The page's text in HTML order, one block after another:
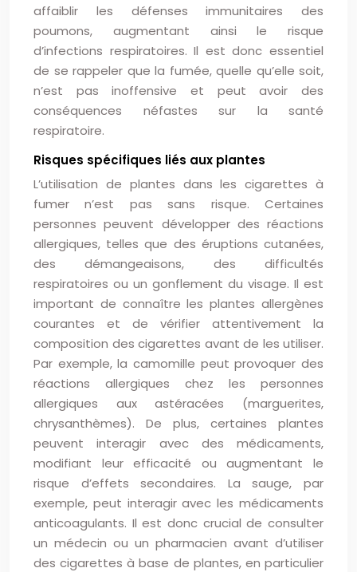
affaiblir les défenses immunitaires des
poumons, augmentant ainsi le risque
d’infections respiratoires. Il est donc essentiel
de se rappeler que la fumée, quelle qu’elle soit,
n’est pas inoffensive et peut avoir des
conséquences néfastes sur la santé
respiratoire.
Risques spécifiques liés aux plantes
L’utilisation de plantes dans les cigarettes à
fumer n’est pas sans risque. Certaines
personnes peuvent développer des réactions
allergiques, telles que des éruptions cutanées,
des démangeaisons, des difficultés
respiratoires ou un gonflement du visage. Il est
important de connaître les plantes allergènes
courantes et de vérifier attentivement la
composition des cigarettes avant de les utiliser.
Par exemple, la camomille peut provoquer des
réactions allergiques chez les personnes
allergiques aux astéracées (marguerites,
chrysanthèmes). De plus, certaines plantes
peuvent interagir avec des médicaments,
modifiant leur efficacité ou augmentant le
risque d’effets secondaires. La sauge, par
exemple, peut interagir avec les médicaments
anticoagulants. Il est donc crucial de consulter
un médecin ou un pharmacien avant d’utiliser
des cigarettes à base de plantes, en particulier